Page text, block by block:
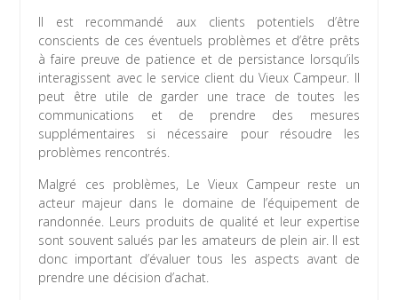
Il est recommandé aux clients potentiels d’être
conscients de ces éventuels problèmes et d’être prêts
à faire preuve de patience et de persistance lorsqu’ils
interagissent avec le service client du Vieux Campeur. Il
peut être utile de garder une trace de toutes les
communications et de prendre des mesures
supplémentaires si nécessaire pour résoudre les
problèmes rencontrés.
Malgré ces problèmes, Le Vieux Campeur reste un
acteur majeur dans le domaine de l’équipement de
randonnée. Leurs produits de qualité et leur expertise
sont souvent salués par les amateurs de plein air. Il est
donc important d’évaluer tous les aspects avant de
prendre une décision d’achat.